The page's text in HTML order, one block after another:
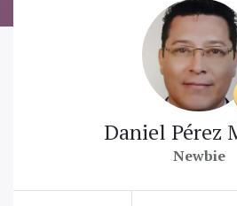
Daniel Pérez
Newbie